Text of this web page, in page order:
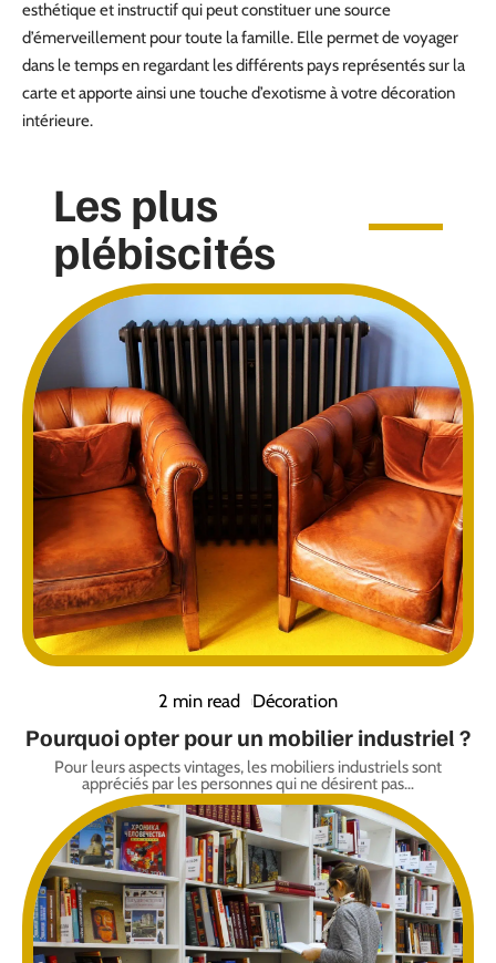
esthétique et instructif qui peut constituer une source
d’émerveillement pour toute la famille. Elle permet de voyager
dans le temps en regardant les différents pays représentés sur la
carte et apporte ainsi une touche d’exotisme à votre décoration
intérieure.
Les plus
plébiscités
2 min read Décoration
Pourquoi opter pour un mobilier industriel ?
Pour leurs aspects vintages, les mobiliers industriels sont
appréciés par les personnes qui ne désirent pas…